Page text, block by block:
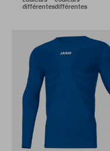
différentesdifférentes